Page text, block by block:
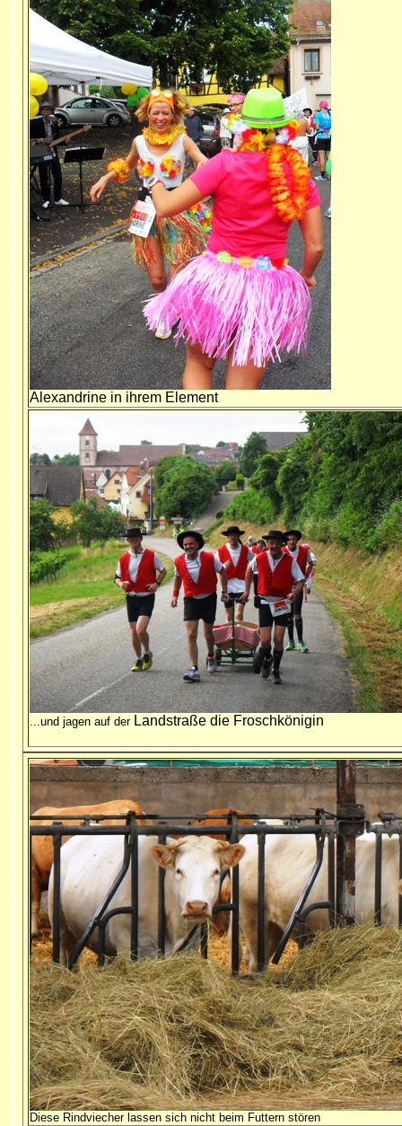
Alexandrine in ihrem Element
...und jagen auf derLandstraße die Froschkönigin
Diese Rindviecher lassen sich nicht beim Futtern stören